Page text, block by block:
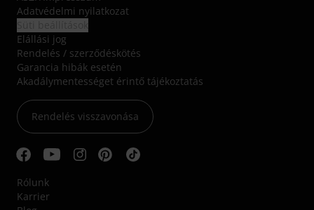
Adatvédelmi nyilatkozat
Elállási jog
Rendelés / szerződéskötés
Garancia hibák esetén
Akadálymentességet érintő tájékoztatás
Rendelés visszavonása
Rólunk
Karrier